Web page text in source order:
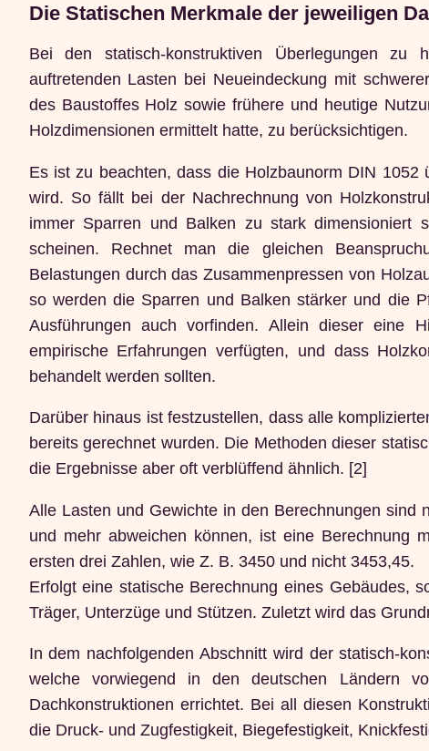
Die Statischen Merkmale der jeweiligen
Bei den statisch-konstruktiven Überlegungen zu
auftretenden Lasten bei Neueindeckung mit
des Baustoffes Holz sowie frühere und heutige
Holzdimensionen ermittelt hatte, zu berücksichtigen.
Es ist zu beachten, dass die Holzbaunorm DIN
wird. So fällt bei der Nachrechnung von
immer Sparren und Balken zu stark dimensioniert
scheinen. Rechnet man die gleichen
Belastungen durch das Zusammenpressen von
so werden die Sparren und Balken stärker und die
Ausführungen auch vorfinden. Allein dieser eine
empirische Erfahrungen verfügten, und dass
behandelt werden sollten.
Darüber hinaus ist festzustellen, dass alle
bereits gerechnet wurden. Die Methoden dieser
die Ergebnisse aber oft verblüffend ähnlich. [2]
Alle Lasten und Gewichte in den Berechnungen
und mehr abweichen können, ist eine Berechnung
ersten drei Zahlen, wie Z. B. 3450 und nicht 3453,45.
Erfolgt eine statische Berechnung eines Gebäudes,
Träger, Unterzüge und Stützen. Zuletzt wird das
In dem nachfolgenden Abschnitt wird der statisch-
welche vorwiegend in den deutschen Ländern
Dachkonstruktionen errichtet. Bei all diesen
die Druck- und Zugfestigkeit, Biegefestigkeit,